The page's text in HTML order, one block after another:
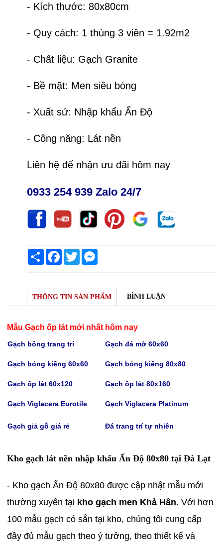
- Kích thước: 80x80cm
- Quy cách: 1 thùng 3 viên = 1.92m2
- Chất liệu: Gạch Granite
- Bề mặt: Men siêu bóng
- Xuất sứ: Nhập khẩu Ấn Độ
- Công năng: Lát nền
Liên hệ để nhận ưu đãi hôm nay
0933 254 939 Zalo 24/7
Share Facebook
Twitter
THÔNG TIN SẢN PHẨM BÌNH LUẬN
Mẫu Gạch ốp lát mới nhất hôm nay
Gạch bông trang trí Gạchđá mờ 60x60
Gạch bóng kiếng 60x60 Gạch bóng kiếng80x80
Gạchốp lát 60x120 Gạchốp lát 80x160
Gạch Viglacera Eurotile Gạch Viglacera Platinum
Gạch giả gỗ giá rẻ Đá trang trí tự nhiên
Kho gạch lát nền nhập khẩu Ấn Độ 80x80 tại Đà Lạt
- Kho gạch Ấn Độ 80x80 được cập nhật mẫu mới
thường xuyên tại kho gạch men Khả Hân. Với hơn
100 mẫu gạch có sẵn tại kho, chúng tôi cung cấp
đầy đủ mẫu gạch theo ý tưởng, theo thiết kế và